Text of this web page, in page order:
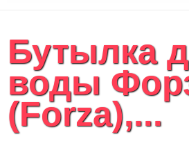
Бутылка
воды
(Forza),...